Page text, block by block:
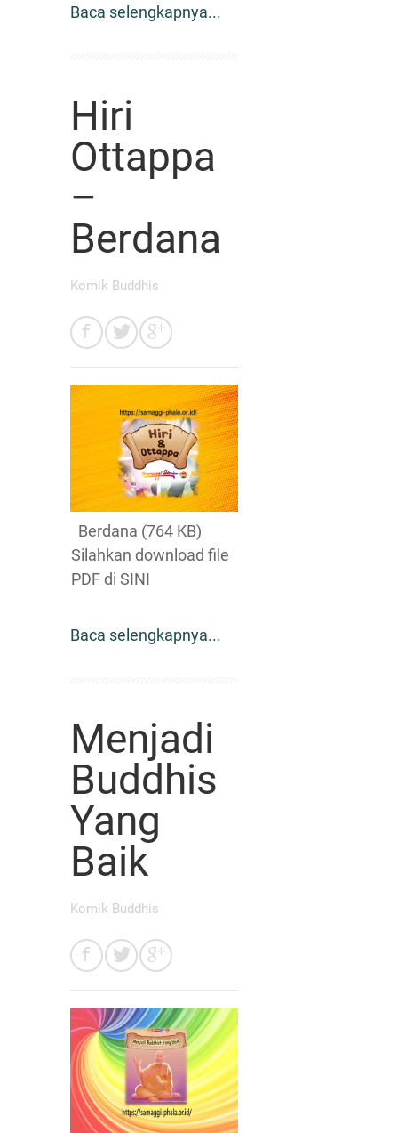
Baca selengkapnya...
Hiri
Ottappa
–
Berdana
Komik Buddhis
Berdana (764 KB)
Silahkan download file
PDF di SINI
Baca selengkapnya...
Menjadi
Buddhis
Yang
Baik
Komik Buddhis